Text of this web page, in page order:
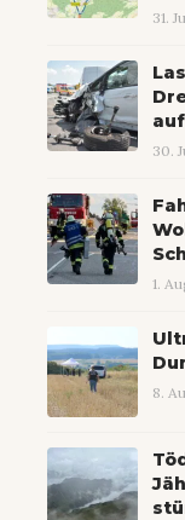
31.
30.
1.
8.